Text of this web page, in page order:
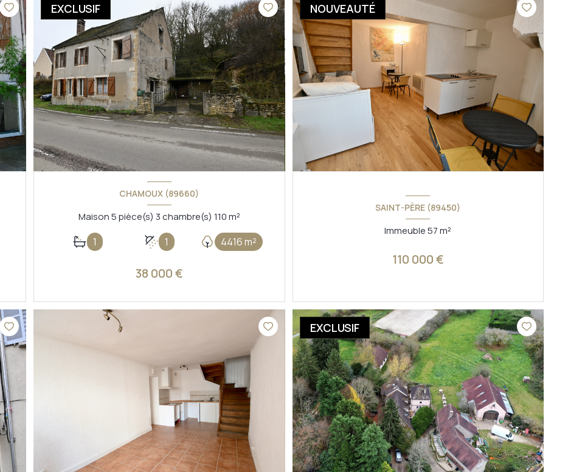
EXCLUSIF
CHAMOUX (89660)
Maison 5 pièce(s) 3 chambre(s) 110 m²
1 1 4416 m²
38 000 €
VOIR LE BIEN
NOUVEAUTÉ
SAINT-PÈRE (89450)
Immeuble 57 m²
110 000 €
EXCLUSIF